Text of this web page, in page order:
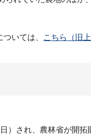
いては、
こちら（旧
）され、農林省が開